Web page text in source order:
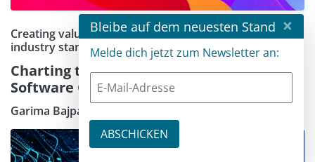
Creating value, AI operational design, and enhancing
industry standards
Charting the Way Forward for AI-Native
Software Organizations
Garima Bajpai
Bleibe auf dem neuesten Stand ×
Melde dich jetzt zum Newsletter an: